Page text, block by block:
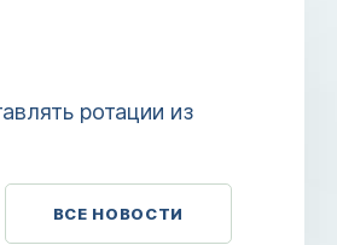
ротации из
ВСЕ НОВОСТИ